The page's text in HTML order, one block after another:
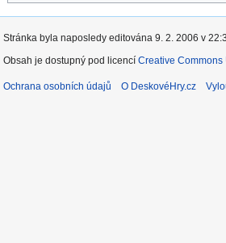
Stránka byla naposledy editována 9. 2. 2006 v
Obsah je dostupný pod licencí Creative
Ochrana osobních údajů O DeskovéHry.cz